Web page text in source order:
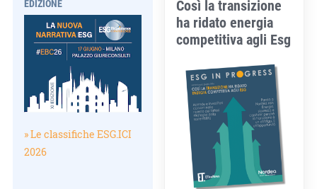
EDIZIONE
» Le classifiche ESG.ICI
2026
Così la transizione
ha ridato energia
competitiva agli Esg